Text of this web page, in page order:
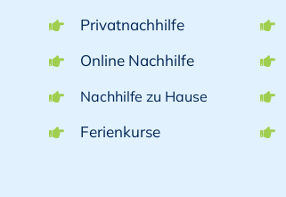
Privatnachhilfe
Online Nachhilfe
Nachhilfe zu Hause
Ferienkurse